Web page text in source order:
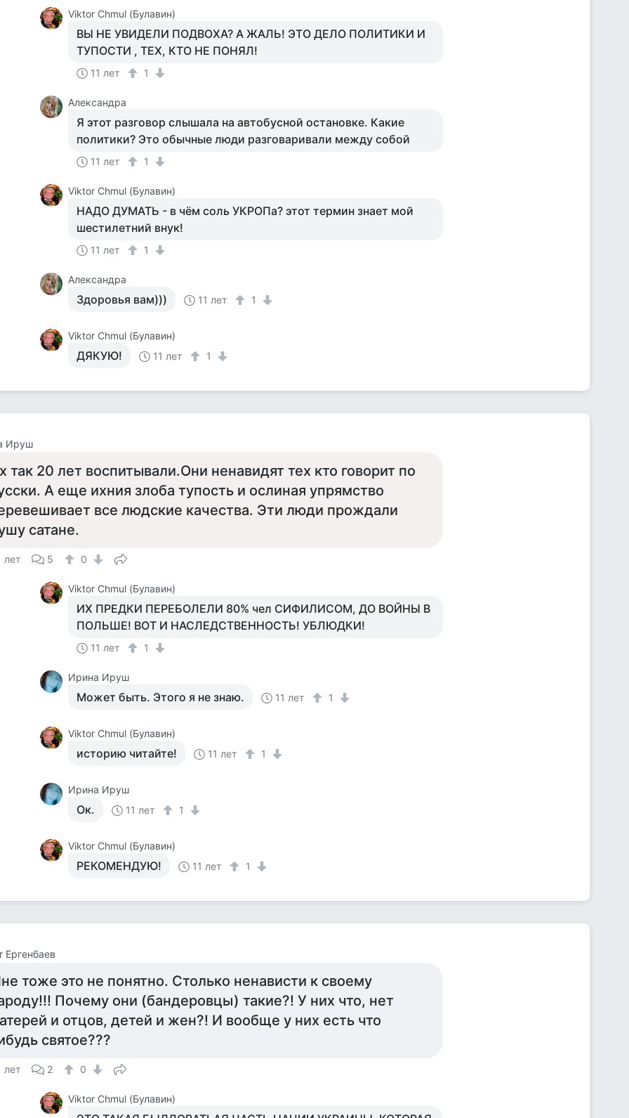
Viktor Chmul (Булавин)
ВЫ НЕ УВИДЕЛИ ПОДВОХА? А ЖАЛЬ! ЭТО ДЕЛО ПОЛИТИКИ И
ТУПОСТИ , ТЕХ, КТО НЕ ПОНЯЛ!
11 лет 1
Александра
Я этот разговор слышала на автобусной остановке. Какие
политики? Это обычные люди разговаривали между собой
11 лет 1
Viktor Chmul (Булавин)
НАДО ДУМАТЬ - в чём соль УКРОПа? этот термин знает мой
шестилетний внук!
11 лет 1
Александра
Здоровья вам))) 11 лет 1
Viktor Chmul (Булавин)
ДЯКУЮ! 11 лет 1
Ируш
так 20 лет воспитывали.Они ненавидят тех кто говорит по
А еще ихния злоба тупость и ослиная упрямство
все людские качества. Эти люди прождали
сатане.
лет 5 0
Viktor Chmul (Булавин)
ИХ ПРЕДКИ ПЕРЕБОЛЕЛИ 80% чел СИФИЛИСОМ, ДО ВОЙНЫ В
ПОЛЬШЕ! ВОТ И НАСЛЕДСТВЕННОСТЬ! УБЛЮДКИ!
11 лет 1
Ирина Ируш
Может быть. Этого я не знаю. 11 лет 1
Viktor Chmul (Булавин)
историю читайте! 11 лет 1
Ирина Ируш
Ок. 11 лет 1
Viktor Chmul (Булавин)
РЕКОМЕНДУЮ! 11 лет 1
Ергенбаев
тоже это не понятно. Столько ненависти к своему
Почему они (бандеровцы) такие?! У них что, нет
и отцов, детей и жен?! И вообще у них есть что
святое???
лет 2 0
Viktor Chmul (Булавин)